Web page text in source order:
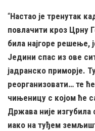
“Настао је тренутак
повлачити кроз Црну
била најгоре
Једини спас из ове
јадранско приморје.
реорганизовати… те
чињеницу с којом ће
Држава није изгубила
иако на туђем